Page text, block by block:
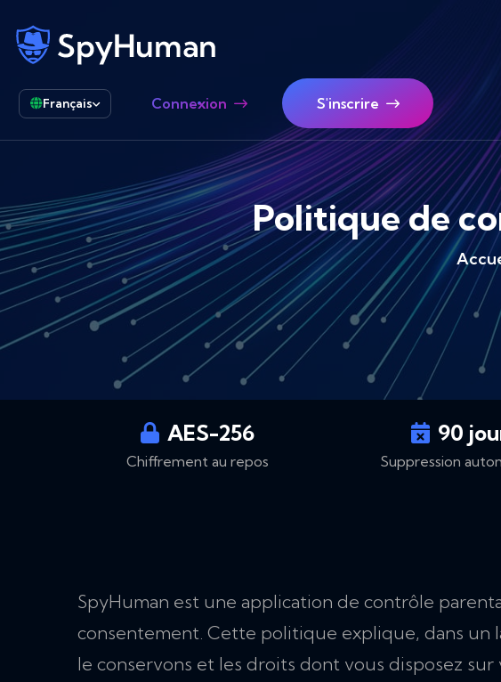
Français Connexion S'inscrire
Politique de
AES-256
Chiffrement au repos
90
Suppression
SpyHuman est une application de contrôle
consentement. Cette politique explique, dans un
le conservons et les droits dont vous disposez